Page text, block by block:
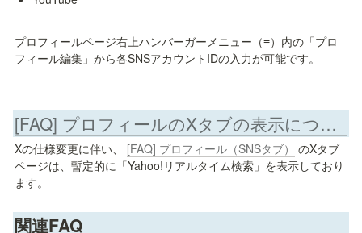
プロフィールページ右上ハンバーガーメニュー（≡）内の「プロ
フィール編集」から各SNSアカウントIDの入力が可能です。
[FAQ] プロフィールのXタブの表示について
Xの仕様変更に伴い、 [FAQ] プロフィール（SNSタブ）
のXタブ
ページは、暫定的に「Yahoo!リアルタイム検索」を表示しており
ます。
関連FAQ